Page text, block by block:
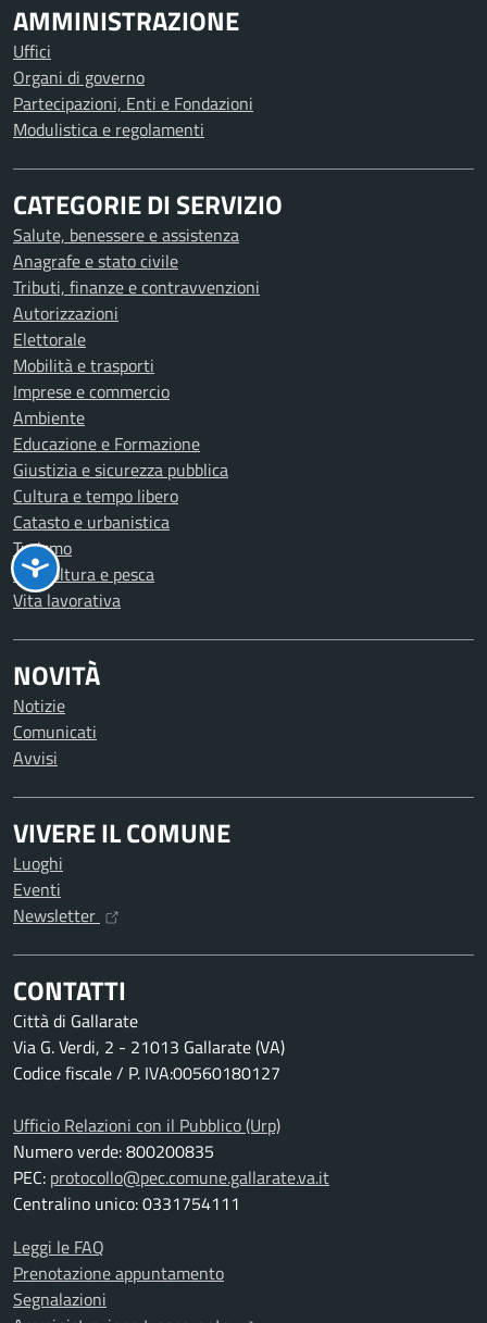
AMMINISTRAZIONE
Uffici
Organi di governo
Partecipazioni, Enti e Fondazioni
Modulistica e regolamenti
CATEGORIE DI SERVIZIO
Salute, benessere e assistenza
Anagrafe e stato civile
Tributi, finanze e contravvenzioni
Autorizzazioni
Elettorale
Mobilità e trasporti
Imprese e commercio
Ambiente
Educazione e Formazione
Giustizia e sicurezza pubblica
Cultura e tempo libero
Catasto e urbanistica
Turismo
Agricoltura e pesca
Vita lavorativa
NOVITÀ
Notizie
Comunicati
Avvisi
VIVERE IL COMUNE
Luoghi
Eventi
Newsletter
CONTATTI
Città di Gallarate
Via G. Verdi, 2 - 21013 Gallarate (VA)
Codice fiscale / P. IVA:00560180127
Ufficio Relazioni con il Pubblico (Urp)
Numero verde: 800200835
PEC: protocollo@pec.comune.gallarate.va.it
Centralino unico: 0331754111
Leggi le FAQ
Prenotazione appuntamento
Segnalazioni